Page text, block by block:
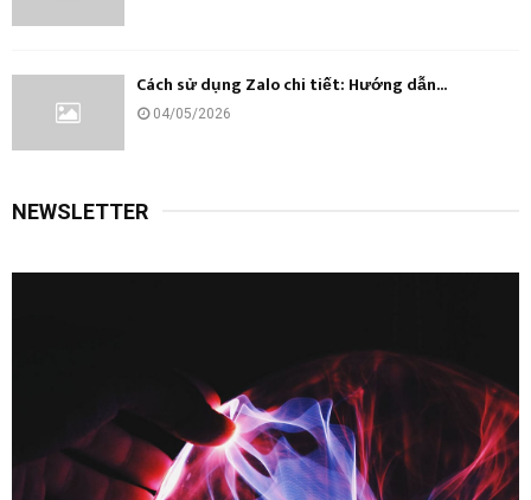
Cách sử dụng Zalo chi tiết: Hướng dẫn...
04/05/2026
NEWSLETTER